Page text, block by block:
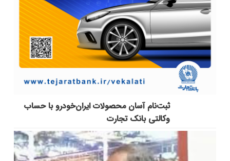
ثبت‌نام آسان محصولات ایران‌خودرو با حساب
وکالتی بانک تجارت